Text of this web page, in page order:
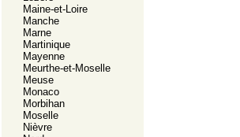
Maine-et-Loire
Manche
Marne
Martinique
Mayenne
Meurthe-et-Moselle
Meuse
Monaco
Morbihan
Moselle
Nièvre